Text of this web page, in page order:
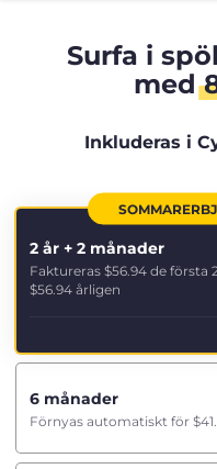
Surfa i
med
Inkluderas i
2 år + 2 månader
Faktureras $56.94 de första
$56.94 årligen
6 månader
Förnyas automatiskt för